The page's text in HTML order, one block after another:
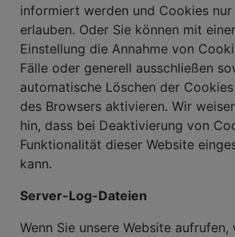
informiert werden und Cookies nur
erlauben. Oder Sie können mit
Einstellung die Annahme von
Fälle oder generell ausschließen
automatische Löschen der
des Browsers aktivieren. Wir
hin, dass bei Deaktivierung von
Funktionalität dieser Website
kann.
Server-Log-Dateien
Wenn Sie unsere Website aufrufen,